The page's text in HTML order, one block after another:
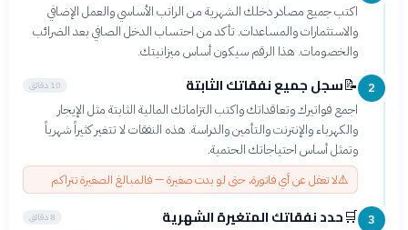
اكتب جميع مصادر دخلك الشهرية من الراتب الأساسي والعمل الإضافي
والاستثمارات والمساعدات. تأكد من احتساب الدخل الصافي بعد الضرائب
والخصومات. هذا الرقم سيكون أساس ميزانيتك.
2
📝سجل جميع نفقاتك الثابتة 10 دقائق
اجمع فواتيرك وتعاقداتك واكتب التزاماتك المالية الثابتة مثل الإيجار
والكهرباء والإنترنت والتأمين والدراسة. هذه النفقات لا تتغير كثيراً شهرياً
وتمثل أساس احتياجاتك الحتمية.
⚠️لا تغفل عن أي فاتورة، حتى لو بدت صغيرة — فالمبالغ الصغيرة تتراكم
3
🛒حدد نفقاتك المتغيرة الشهرية 8 دقائق